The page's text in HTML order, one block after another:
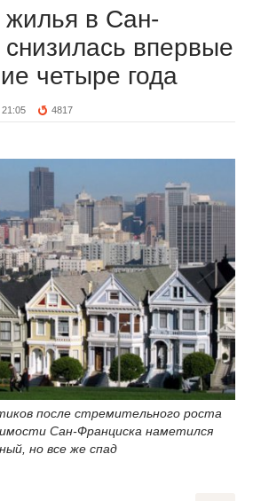
жилья в Сан-
впервые
четыре года
4817
после стремительного роста
Сан-Франциска наметился
но все же спад